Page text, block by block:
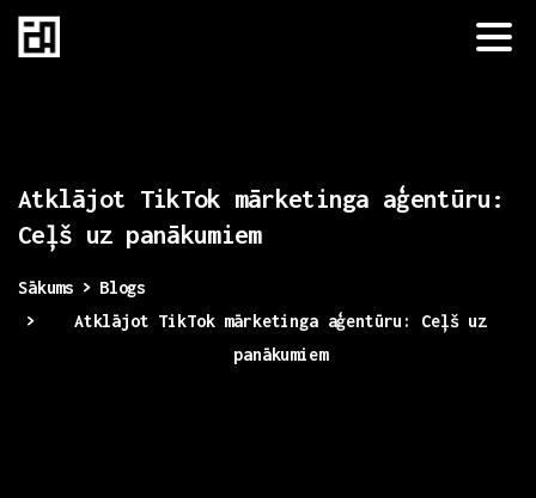
Atklājot TikTok mārketinga aģentūru:
Ceļš uz panākumiem
Sākums
Blogs
Atklājot TikTok mārketinga aģentūru: Ceļš uz
panākumiem